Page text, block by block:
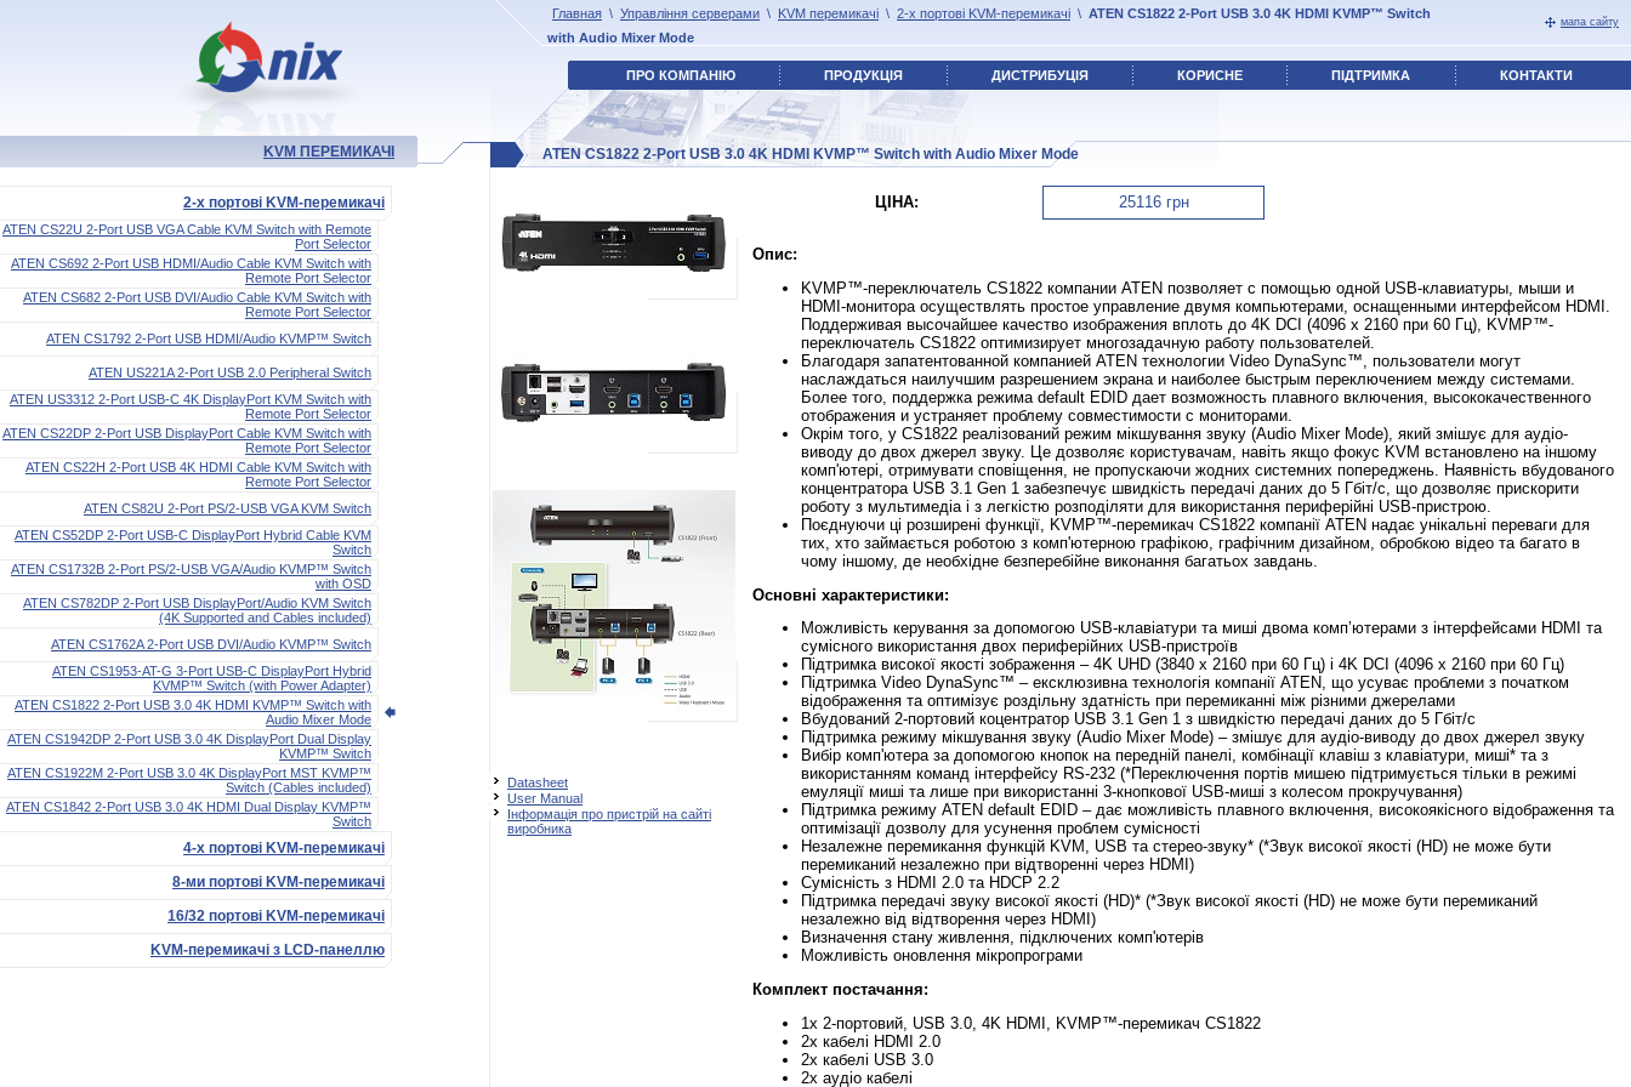
Главная \ Управління серверами \ KVM перемикачі \ 2-х портові KVM-перемикачі \ ATEN CS1822 2-Port USB 3.0 4K HDMI KVMP™ Switch
with Audio Mixer Mode
мапа сайту
ПРО КОМПАНІЮ ПРОДУКЦІЯ ДИСТРИБУЦІЯ КОРИСНЕ ПІДТРИМКА КОНТАКТИ
ATEN CS1822 2-Port USB 3.0 4K HDMI KVMP™ Switch with Audio Mixer Mode
KVM ПЕРЕМИКАЧІ
2-х портові KVM-перемикачі
ATEN CS22U 2-Port USB VGA Cable KVM Switch with Remote
Port Selector
ATEN CS692 2-Port USB HDMI/Audio Cable KVM Switch with
Remote Port Selector
ATEN CS682 2-Port USB DVI/Audio Cable KVM Switch with
Remote Port Selector
ATEN CS1792 2-Port USB HDMI/Audio KVMP™ Switch
ATEN US221A 2-Port USB 2.0 Peripheral Switch
ATEN US3312 2-Port USB-C 4K DisplayPort KVM Switch with
Remote Port Selector
ATEN CS22DP 2-Port USB DisplayPort Cable KVM Switch with
Remote Port Selector
ATEN CS22H 2-Port USB 4K HDMI Cable KVM Switch with
Remote Port Selector
ATEN CS82U 2-Port PS/2-USB VGA KVM Switch
ATEN CS52DP 2-Port USB-C DisplayPort Hybrid Cable KVM
Switch
ATEN CS1732B 2-Port PS/2-USB VGA/Audio KVMP™ Switch
with OSD
ATEN CS782DP 2-Port USB DisplayPort/Audio KVM Switch
(4K Supported and Cables included)
ATEN CS1762A 2-Port USB DVI/Audio KVMP™ Switch
ATEN CS1953-AT-G 3-Port USB-C DisplayPort Hybrid
KVMP™ Switch (with Power Adapter)
ATEN CS1822 2-Port USB 3.0 4K HDMI KVMP™ Switch with
Audio Mixer Mode
ATEN CS1942DP 2-Port USB 3.0 4K DisplayPort Dual Display
KVMP™ Switch
ATEN CS1922M 2-Port USB 3.0 4K DisplayPort MST KVMP™
Switch (Cables included)
ATEN CS1842 2-Port USB 3.0 4K HDMI Dual Display KVMP™
Switch
4-х портові KVM-перемикачі
8-ми портові KVM-перемикачі
16/32 портові KVM-перемикачі
KVM-перемикачі з LCD-панеллю
Datasheet
User Manual
Інформація про пристрій на сайті
виробника
ЦІНА:
Опис:
KVMP™-переключатель CS1822 компании ATEN позволяет с помощью одной USB-клавиатуры, мыши и
HDMI-монитора осуществлять простое управление двумя компьютерами, оснащенными интерфейсом HDMI.
Поддерживая высочайшее качество изображения вплоть до 4K DCI (4096 x 2160 при 60 Гц), KVMP™-
переключатель CS1822 оптимизирует многозадачную работу пользователей.
Благодаря запатентованной компанией ATEN технологии Video DynaSync™, пользователи могут
наслаждаться наилучшим разрешением экрана и наиболее быстрым переключением между системами.
Более того, поддержка режима default EDID дает возможность плавного включения, высококачественного
отображения и устраняет проблему совместимости с мониторами.
Окрім того, у CS1822 реалізований режим мікшування звуку (Audio Mixer Mode), який змішує для аудіо-
виводу до двох джерел звуку. Це дозволяє користувачам, навіть якщо фокус KVM встановлено на іншому
комп'ютері, отримувати сповіщення, не пропускаючи жодних системних попереджень. Наявність вбудованого
концентратора USB 3.1 Gen 1 забезпечує швидкість передачі даних до 5 Гбіт/с, що дозволяє прискорити
роботу з мультимедіа і з легкістю розподіляти для використання периферійні USB-пристрою.
Поєднуючи ці розширені функції, KVMP™-перемикач CS1822 компанії ATEN надає унікальні переваги для
тих, хто займається роботою з комп'ютерною графікою, графічним дизайном, обробкою відео та багато в
чому іншому, де необхідне безперебійне виконання багатьох завдань.
Основні характеристики:
Можливість керування за допомогою USB-клавіатури та миші двома комп’ютерами з інтерфейсами HDMI та
сумісного використання двох периферійних USB-пристроїв
Підтримка високої якості зображення – 4K UHD (3840 x 2160 при 60 Гц) і 4K DCI (4096 x 2160 при 60 Гц)
Підтримка Video DynaSync™ – ексклюзивна технологія компанії ATEN, що усуває проблеми з початком
відображення та оптимізує роздільну здатність при перемиканні між різними джерелами
Вбудований 2-портовий коцентратор USB 3.1 Gen 1 з швидкістю передачі даних до 5 Гбіт/с
Підтримка режиму мікшування звуку (Audio Mixer Mode) – змішує для аудіо-виводу до двох джерел звуку
Вибір комп'ютера за допомогою кнопок на передній панелі, комбінації клавіш з клавіатури, миші* та з
використанням команд інтерфейсу RS-232 (*Переключення портів мишею підтримується тільки в режимі
емуляції миші та лише при використанні 3-кнопкової USB-миші з колесом прокручування)
Підтримка режиму ATEN default EDID – дає можливість плавного включення, високоякісного відображення та
оптимізації дозволу для усунення проблем сумісності
Незалежне перемикання функцій KVM, USB та стерео-звуку* (*Звук високої якості (HD) не може бути
перемиканий незалежно при відтворенні через HDMI)
Сумісність з HDMI 2.0 та HDCP 2.2
Підтримка передачі звуку високої якості (HD)* (*Звук високої якості (HD) не може бути перемиканий
незалежно від відтворення через HDMI)
Визначення стану живлення, підключених комп'ютерів
Можливість оновлення мікропрограми
Комплект постачання:
1x 2-портовий, USB 3.0, 4K HDMI, KVMP™-перемикач CS1822
2x кабелі HDMI 2.0
2x кабелі USB 3.0
2x аудіо кабелі